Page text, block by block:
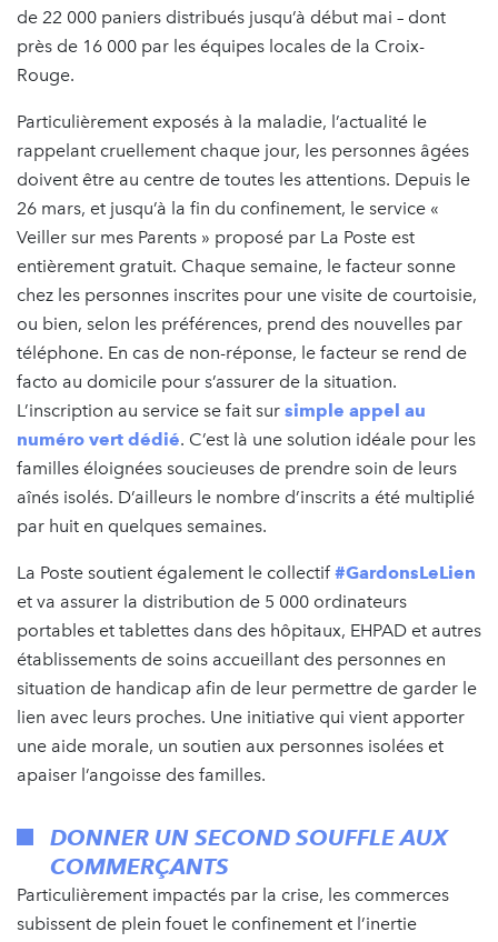
de 22 000 paniers distribués jusqu’à début mai – dont
près de 16 000 par les équipes locales de la Croix-
Rouge.
Particulièrement exposés à la maladie, l’actualité le
rappelant cruellement chaque jour, les personnes âgées
doivent être au centre de toutes les attentions. Depuis le
26 mars, et jusqu’à la fin du confinement, le service «
Veiller sur mes Parents » proposé par La Poste est
entièrement gratuit. Chaque semaine, le facteur sonne
chez les personnes inscrites pour une visite de courtoisie,
ou bien, selon les préférences, prend des nouvelles par
téléphone. En cas de non-réponse, le facteur se rend de
facto au domicile pour s’assurer de la situation.
L’inscription au service se fait sur simple appel au
numéro vert dédié. C’est là une solution idéale pour les
familles éloignées soucieuses de prendre soin de leurs
aînés isolés. D’ailleurs le nombre d’inscrits a été multiplié
par huit en quelques semaines.
La Poste soutient également le collectif#GardonsLeLien
et va assurer la distribution de 5 000 ordinateurs
portables et tablettes dans des hôpitaux, EHPAD et autres
établissements de soins accueillant des personnes en
situation de handicap afin de leur permettre de garder le
lien avec leurs proches. Une initiative qui vient apporter
une aide morale, un soutien aux personnes isolées et
apaiser l’angoisse des familles.
DONNER UN SECOND SOUFFLE AUX
COMMERÇANTS
Particulièrement impactés par la crise, les commerces
subissent de plein fouet le confinement et l’inertie